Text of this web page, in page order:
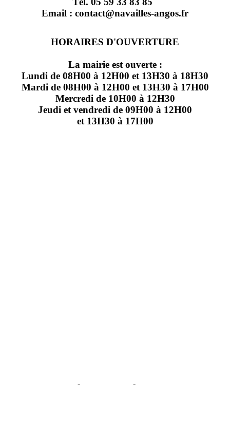
Email : contact@navailles-angos.fr
HORAIRES D'OUVERTURE
La mairie est ouverte :
Lundi de 08H00 à 12H00 et 13H30 à 18H30
Mardi de 08H00 à 12H00 et 13H30 à 17H00
Mercredi de 10H00 à 12H30
Jeudi et vendredi de 09H00 à 12H00
et 13H30 à 17H00
- -